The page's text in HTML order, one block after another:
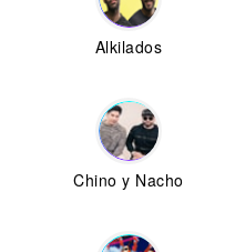
Alkilados
Chino y Nacho